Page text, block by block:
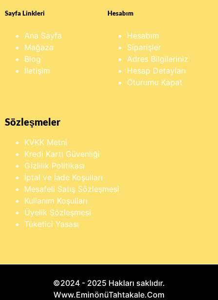
Sayfa Linkleri
Ana Sayfa
Mağaza
Blog
İletişim
Hesabım
Hesabım
Siparişler
Adres Bilgileriniz
Hesap Detayları
Oturumu Kapat
Sözleşmeler
KVKK Metni
Kredi Kartı Güvenliği
Gizlilik Politikası
İptal ve İade Koşulları
Mesafeli Satış Sözleşmesi
Kullanım Koşulları
Üyelik Sözleşmesi
Tüketici Yasası
©2024 - 2025 Hakları saklıdır.
Www.EminönüTahtakale.Com